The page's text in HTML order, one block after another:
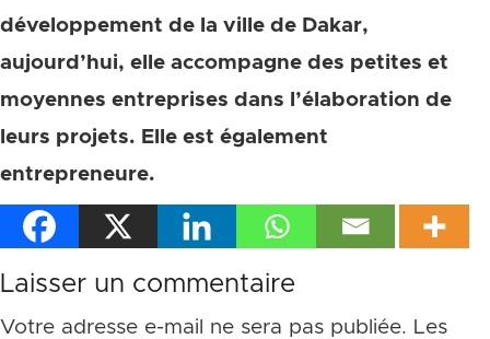
développement de la ville de Dakar,
aujourd’hui, elle accompagne des petites et
moyennes entreprises dans l’élaboration de
leurs projets. Elle est également
entrepreneure.
Laisser un commentaire
Votre adresse e-mail ne sera pas publiée. Les